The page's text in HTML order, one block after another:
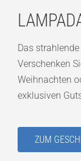
Das
Verschenken
Weihnachten
exklusiven
ZUM